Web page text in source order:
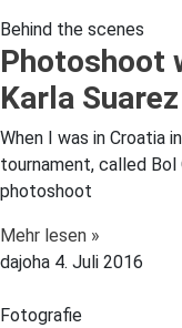
Behind the scenes
Photoshoot
Karla
When I was in Croatia
tournament, called Bol
photoshoot
Mehr lesen »
dajoha 4. Juli 2016
Fotografie